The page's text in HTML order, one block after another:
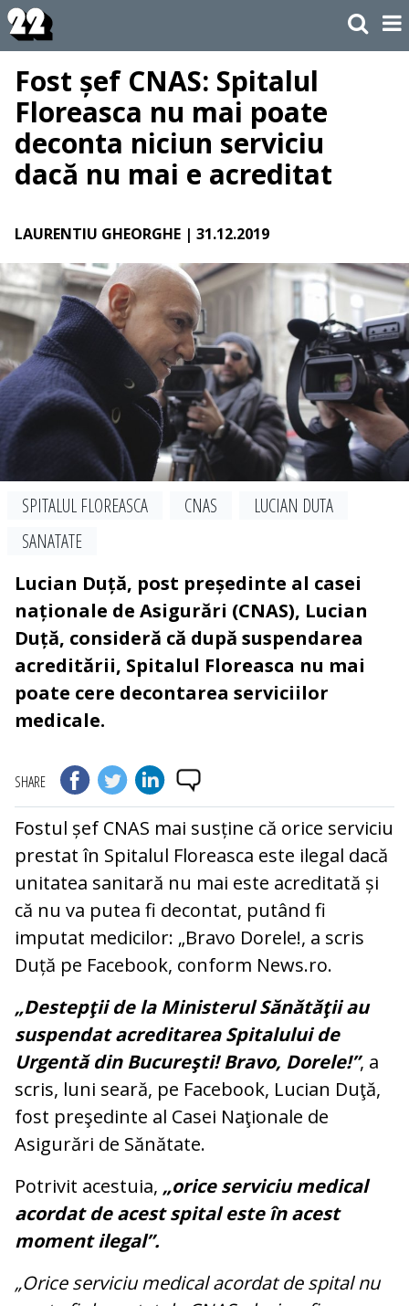
Fost șef CNAS: Spitalul
Floreasca nu mai poate
deconta niciun serviciu
dacă nu mai e acreditat
LAURENTIU GHEORGHE | 31.12.2019
SPITALUL FLOREASCA CNAS
LUCIAN DUTA
SANATATE
Lucian Duță, post președinte al casei
naționale de Asigurări (CNAS), Lucian
Duță, consideră că după suspendarea
acreditării, Spitalul Floreasca nu mai
poate cere decontarea serviciilor
medicale.
SHARE
Fostul șef CNAS mai susține că orice serviciu
prestat în Spitalul Floreasca este ilegal dacă
unitatea sanitară nu mai este acreditată și
că nu va putea fi decontat, putând fi
imputat medicilor: „Bravo Dorele!, a scris
Duță pe Facebook, conform News.ro.
„Destepţii de la Ministerul Sănătăţii au
suspendat acreditarea Spitalului de
Urgentă din Bucureşti! Bravo, Dorele!”, a
scris, luni seară, pe Facebook, Lucian Duţă,
fost preşedinte al Casei Naţionale de
Asigurări de Sănătate.
Potrivit acestuia, „orice serviciu medical
acordat de acest spital este în acest
moment ilegal”.
„Orice serviciu medical acordat de spital nu